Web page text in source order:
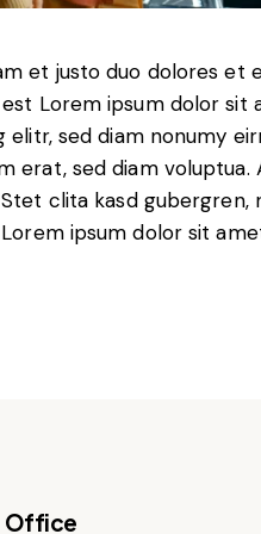
et justo duo dolores et
Lorem ipsum dolor
elitr, sed diam nonumy
erat, sed diam
clita kasd gubergren,
ipsum dolor sit
Office